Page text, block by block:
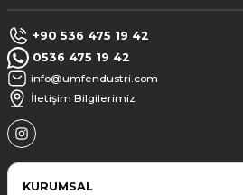
+90 536 475 19 42
0536 475 19 42
info@umfendustri.com
İletişim Bilgilerimiz
KURUMSAL